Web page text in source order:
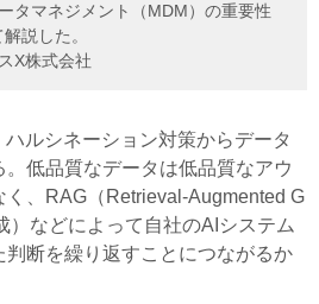
タマネジメント（MDM）の重要性
説した。
X株式会社
ルシネーション対策からデータ
低品質なデータは低品質なアウ
く、RAG（Retrieval-Augmented G
）などによって自社のAIシステム
断を繰り返すことにつながるか